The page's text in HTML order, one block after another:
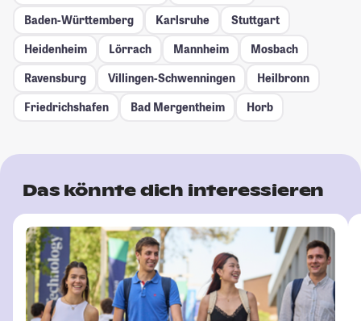
Baden-Württemberg
Karlsruhe
Stuttgart
Heidenheim
Lörrach Mannheim
Mosbach
Ravensburg
Villingen-Schwenningen
Heilbronn
Friedrichshafen
Bad Mergentheim Horb
Das könnte dich interessieren